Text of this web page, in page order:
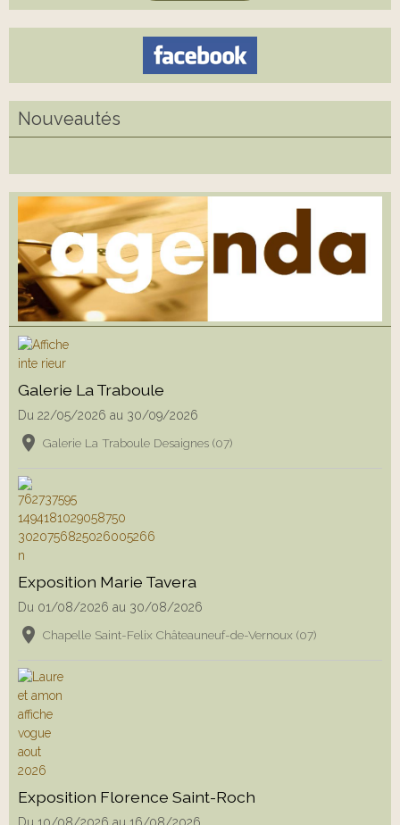
Nouveautés
Galerie La Traboule
Du 22/05/2026 au 30/09/2026
Galerie La Traboule Desaignes (07)
Exposition Marie Tavera
Du 01/08/2026 au 30/08/2026
Chapelle Saint-Felix Châteauneuf-de-Vernoux (07)
Exposition Florence Saint-Roch